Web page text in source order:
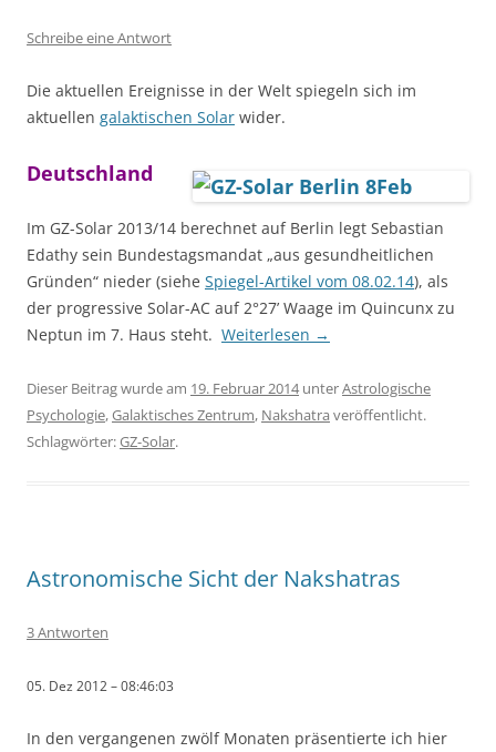
Schreibe eine Antwort
Die aktuellen Ereignisse in der Welt spiegeln sich im
aktuellen galaktischen Solar wider.
Deutschland
Im GZ-Solar 2013/14 berechnet auf Berlin legt Sebastian
Edathy sein Bundestagsmandat „aus gesundheitlichen
Gründen“ nieder (siehe Spiegel-Artikel vom 08.02.14), als
der progressive Solar-AC auf 2°27’ Waage im Quincunx zu
Neptun im 7. Haus steht. Weiterlesen →
Dieser Beitrag wurde am 19. Februar 2014unterAstrologische
Psychologie,Galaktisches Zentrum, Nakshatra veröffentlicht.
Schlagwörter:GZ-Solar.
Astronomische Sicht der Nakshatras
3 Antworten
05. Dez 2012 – 08:46:03
In den vergangenen zwölf Monaten präsentierte ich hier